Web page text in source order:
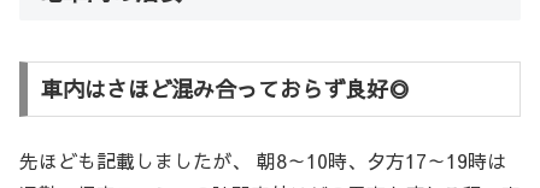
車内はさほど混み合っておらず良好◎
先ほども記載しましたが、 朝8～10時、夕方17～19時は